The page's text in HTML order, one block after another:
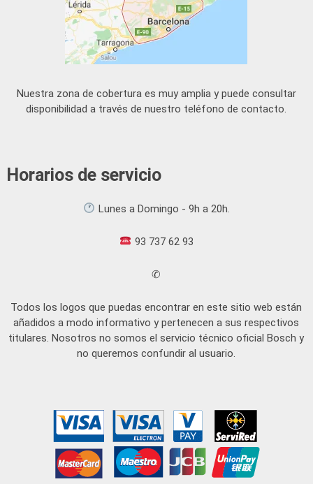
Nuestra zona de cobertura es muy amplia y puede consultar
disponibilidad a través de nuestro teléfono de contacto.
Horarios de servicio
Lunes a Domingo - 9h a 20h.
93 737 62 93
✆
Todos los logos que puedas encontrar en este sitio web están
añadidos a modo informativo y pertenecen a sus respectivos
titulares. Nosotros no somos el servicio técnico oficial Bosch y
no queremos confundir al usuario.